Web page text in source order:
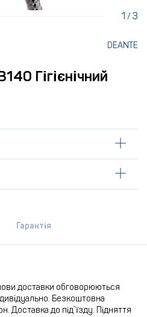
1 /3
DEANTE
Гігієнічний
Гарантія
доставки обговорюються
Безкоштовна
Доставка до під`їзду. Підняття